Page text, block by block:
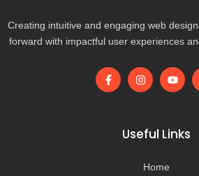
Creating intuitive and engaging web
forward with impactful user experiences
F
a
I
n
g
r
m
Y
o
b
e
Useful Links
Home